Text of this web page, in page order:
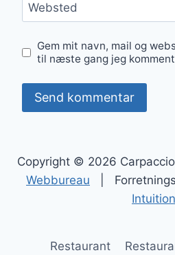
Websted
Gem mit navn, mail og
til næste gang jeg
Copyright © 2026
Webbureau |
Intuition
Restaurant